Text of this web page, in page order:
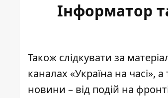
Інформатор
Також слідкувати за
каналах «Україна на часі», а
новини – від подій на